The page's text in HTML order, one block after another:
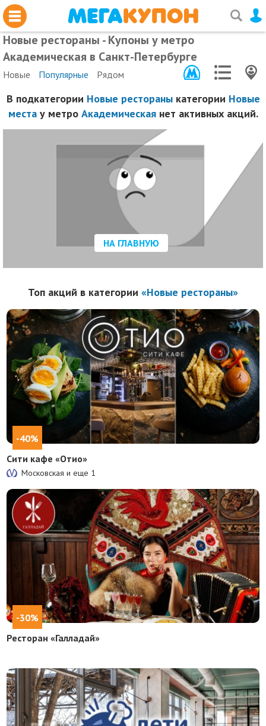
Новые рестораны - Купоны у метро
Академическая в Санкт-Петербурге
Новые Популярные Рядом
В подкатегории Новые рестораныкатегории Новые
местау метро Академическаянет активных акций.
НА ГЛАВНУЮ
Топ акций в категории «Новые рестораны»
-40%
Сити кафе «Отио»
Московская и еще 1
-30%
Ресторан «Галладай»